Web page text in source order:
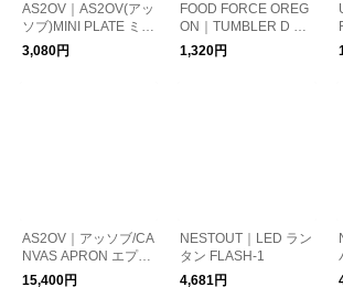
AS2OV｜AS2OV(アッ
ソブ)MINI PLATE ミニ
プレート テーブルウ
ェア
3,080円
FOOD FORCE OREG
ON｜TUMBLER D W
ALL 350ml タンブラ
ー マグ ボトル 水筒
1,320円
AS2OV｜アッソブ/CA
NVAS APRON エプロ
ン
15,400円
NESTOUT｜LED ラン
タン FLASH-1
4,681円